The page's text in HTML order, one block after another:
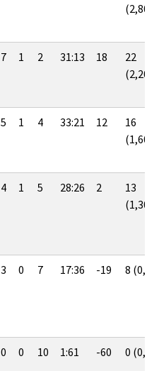
(2,80)
7 1 2 31:13 18
22
(2,20)
5 1 4 33:21 12
16
(1,60)
4 1 5 28:26 2
13
(1,30)
3 0 7 17:36 -19 8
0 0 10 1:61 -60 0